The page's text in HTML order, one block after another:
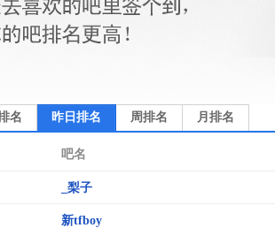
名 昨日排名 周排名 月排名
吧名
_梨子
新tfboy